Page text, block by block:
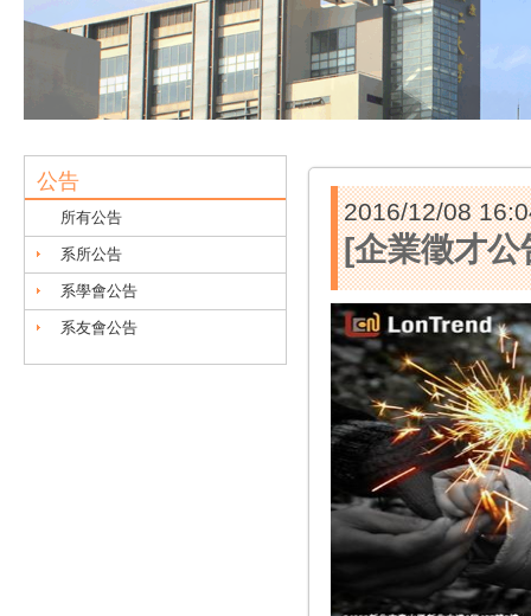
公告
所有公告
系所公告
系學會公告
系友會公告
2016/12/08
[企業徵才公